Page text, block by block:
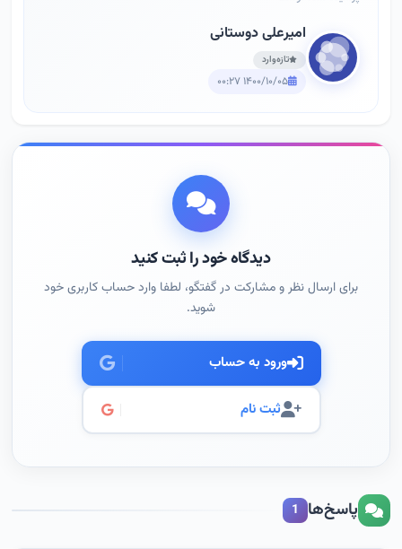
امیرعلی دوستانی
تازه‌وارد
۱۴۰۰/۱۰/۰۵ ۰۰:۲۷
دیدگاه خود را ثبت کنید
برای ارسال نظر و مشارکت در گفتگو، لطفا وارد حساب کاربری خود
شوید.
ورود به حساب
ثبت نام
پاسخ‌ها 1